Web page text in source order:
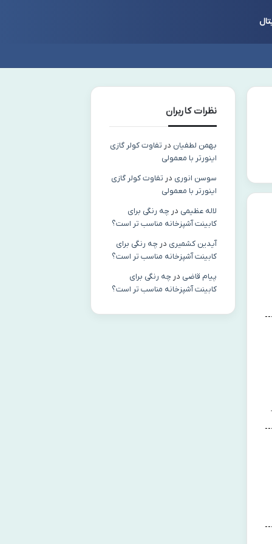
نظرات کاربران
بهمن لطفیان در تفاوت کولر گازی
اینورتر با معمولی
سوسن انوری در تفاوت کولر گازی
اینورتر با معمولی
لاله عظیمی در چه رنگی برای
کابینت آشپزخانه مناسب‌ تر است؟
آیدین کشمیری در چه رنگی برای
کابینت آشپزخانه مناسب‌ تر است؟
پیام قاضی در چه رنگی برای
کابینت آشپزخانه مناسب‌ تر است؟